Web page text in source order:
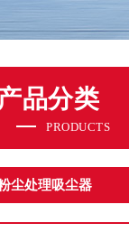
品分类
PRODUCTS
尘处理吸尘器